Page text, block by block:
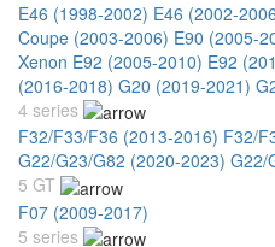
E46 (1998-2002) E46 (2002-
Coupe (2003-2006) E90 (2005-
Xenon E92 (2005-2010) E92
(2016-2018) G20 (2019-2021)
4 series
F32/F33/F36 (2013-2016) F32/
G22/G23/G82 (2020-2023) G22/
5 GT
F07 (2009-2017)
5 series